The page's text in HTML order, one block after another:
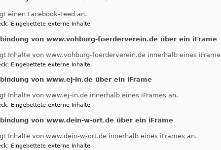
einen Facebook-Feed an.
: Eingebettete externe Inhalte
von www.vohburg-foerderverein.de über ein iFrame
Inhalte von www.vohburg-foerderverein.de innerhalb eines
: Eingebettete externe Inhalte
von www.ej-in.de über ein iFrame
Inhalte von www.ej-in.de innerhalb eines iFrames an.
: Eingebettete externe Inhalte
von www.dein-w-ort.de über ein iFrame
Inhalte von www.dein-w-ort.de innerhalb eines iFrames an.
: Eingebettete externe Inhalte